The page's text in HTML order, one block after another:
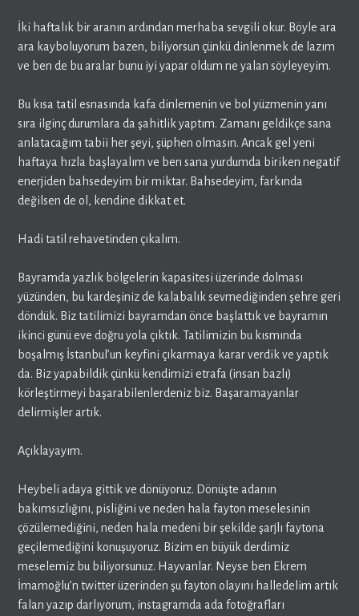
İki haftalık bir aranın ardından merhaba sevgili okur. Böyle ara
ara kayboluyorum bazen, biliyorsun çünkü dinlenmek de lazım
ve ben de bu aralar bunu iyi yapar oldum ne yalan söyleyeyim.
Bu kısa tatil esnasında kafa dinlemenin ve bol yüzmenin yanı
sıra ilginç durumlara da şahitlik yaptım. Zamanı geldikçe sana
anlatacağım tabii her şeyi, şüphen olmasın. Ancak gel yeni
haftaya hızla başlayalım ve ben sana yurdumda biriken negatif
enerjiden bahsedeyim bir miktar. Bahsedeyim, farkında
değilsen de ol, kendine dikkat et.
Hadi tatil rehavetinden çıkalım.
Bayramda yazlık bölgelerin kapasitesi üzerinde dolması
yüzünden, bu kardeşiniz de kalabalık sevmediğinden şehre geri
döndük. Biz tatilimizi bayramdan önce başlattık ve bayramın
ikinci günü eve doğru yola çıktık. Tatilimizin bu kısmında
boşalmış İstanbul’un keyfini çıkarmaya karar verdik ve yaptık
da. Biz yapabildik çünkü kendimizi etrafa (insan bazlı)
körleştirmeyi başarabilenlerdeniz biz. Başaramayanlar
delirmişler artık.
Açıklayayım.
Heybeli adaya gittik ve dönüyoruz. Dönüşte adanın
bakımsızlığını, pisliğini ve neden hala fayton meselesinin
çözülemediğini, neden hala medeni bir şekilde şarjlı faytona
geçilemediğini konuşuyoruz. Bizim en büyük derdimiz
meselemiz bu biliyorsunuz. Hayvanlar. Neyse ben Ekrem
İmamoğlu’n twitter üzerinden şu fayton olayını halledelim artık
falan yazıp darlıyorum, instagramda ada fotoğrafları